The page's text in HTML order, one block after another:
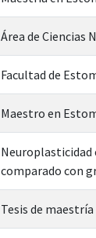
Área de Ciencias
Facultad de
Maestro en
comparado con
Tesis de maestría